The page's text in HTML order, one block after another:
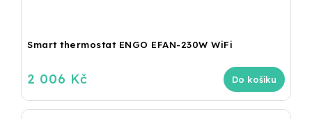
Smart thermostat ENGO EFAN-230W WiFi
2 006 Kč Do košíku